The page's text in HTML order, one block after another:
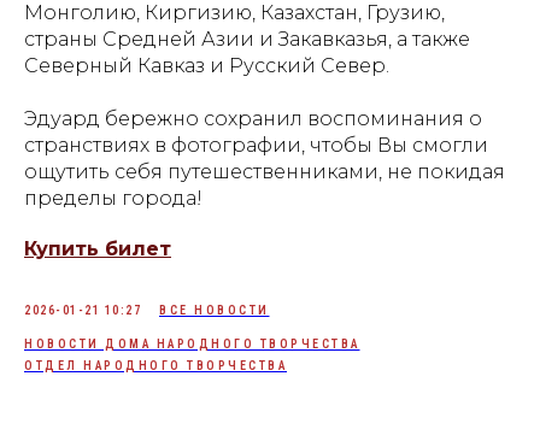
Монголию, Киргизию, Казахстан, Грузию,
страны Средней Азии и Закавказья, а также
Северный Кавказ и Русский Север.
Эдуард бережно сохранил воспоминания о
странствиях в фотографии, чтобы Вы смогли
ощутить себя путешественниками, не покидая
пределы города!
Купить билет
2026-01-21 10:27 ВСЕ НОВОСТИ
НОВОСТИ ДОМА НАРОДНОГО ТВОРЧЕСТВА
ОТДЕЛ НАРОДНОГО ТВОРЧЕСТВА